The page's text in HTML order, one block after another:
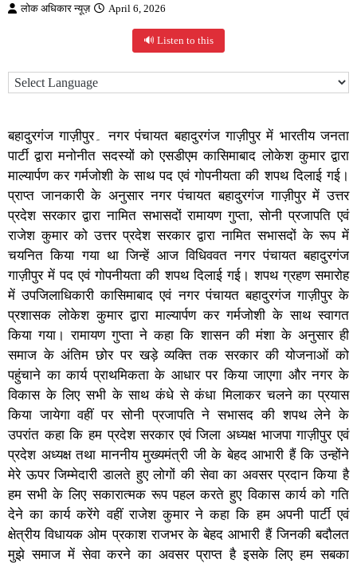
लोक अधिकार न्यूज़ April 6, 2026
🔊 Listen to this
बहादुरगंज गाज़ीपुर۔ नगर पंचायत बहादुरगंज गाज़ीपुर में भारतीय जनता
पार्टी द्वारा मनोनीत सदस्यों को एसडीएम कासिमाबाद लोकेश कुमार द्वारा
माल्यार्पण कर गर्मजोशी के साथ पद एवं गोपनीयता की शपथ दिलाई गई।
प्राप्त जानकारी के अनुसार नगर पंचायत बहादुरगंज गाज़ीपुर में उत्तर
प्रदेश सरकार द्वारा नामित सभासदों रामायण गुप्ता, सोनी प्रजापति एवं
राजेश कुमार को उत्तर प्रदेश सरकार द्वारा नामित सभासदों के रूप में
चयनित किया गया था जिन्हें आज विधिववत नगर पंचायत बहादुरगंज
गाज़ीपुर में पद एवं गोपनीयता की शपथ दिलाई गई। शपथ ग्रहण समारोह
में उपजिलाधिकारी कासिमाबाद एवं नगर पंचायत बहादुरगंज गाज़ीपुर के
प्रशासक लोकेश कुमार द्वारा माल्यार्पण कर गर्मजोशी के साथ स्वागत
किया गया। रामायण गुप्ता ने कहा कि शासन की मंशा के अनुसार ही
समाज के अंतिम छोर पर खड़े व्यक्ति तक सरकार की योजनाओं को
पहुंचाने का कार्य प्राथमिकता के आधार पर किया जाएगा और नगर के
विकास के लिए सभी के साथ कंधे से कंधा मिलाकर चलने का प्रयास
किया जायेगा वहीं पर सोनी प्रजापति ने सभासद की शपथ लेने के
उपरांत कहा कि हम प्रदेश सरकार एवं जिला अध्यक्ष भाजपा गाज़ीपुर एवं
प्रदेश अध्यक्ष तथा माननीय मुख्यमंत्री जी के बेहद आभारी हैं कि उन्होंने
मेरे ऊपर जिम्मेदारी डालते हुए लोगों की सेवा का अवसर प्रदान किया है
हम सभी के लिए सकारात्मक रूप पहल करते हुए विकास कार्य को गति
देने का कार्य करेंगे वहीं राजेश कुमार ने कहा कि हम अपनी पार्टी एवं
क्षेत्रीय विधायक ओम प्रकाश राजभर के बेहद आभारी हैं जिनकी बदौलत
मुझे समाज में सेवा करने का अवसर प्राप्त है इसके लिए हम सबका